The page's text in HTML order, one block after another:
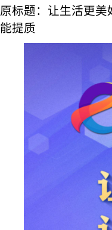
原标题：让生活更
能提质